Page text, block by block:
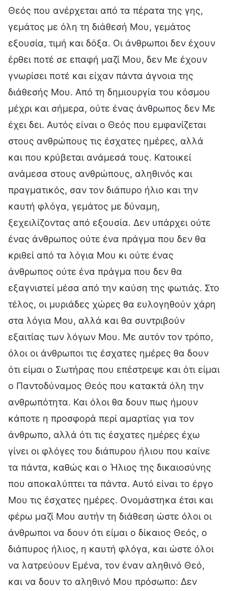
Θεός που ανέρχεται από τα πέρατα της γης,
γεμάτος με όλη τη διάθεσή Μου, γεμάτος
εξουσία, τιμή και δόξα. Οι άνθρωποι δεν έχουν
έρθει ποτέ σε επαφή μαζί Μου, δεν Με έχουν
γνωρίσει ποτέ και είχαν πάντα άγνοια της
διάθεσής Μου. Από τη δημιουργία του κόσμου
μέχρι και σήμερα, ούτε ένας άνθρωπος δεν Με
έχει δει. Αυτός είναι ο Θεός που εμφανίζεται
στους ανθρώπους τις έσχατες ημέρες, αλλά
και που κρύβεται ανάμεσά τους. Κατοικεί
ανάμεσα στους ανθρώπους, αληθινός και
πραγματικός, σαν τον διάπυρο ήλιο και την
καυτή φλόγα, γεμάτος με δύναμη,
ξεχειλίζοντας από εξουσία. Δεν υπάρχει ούτε
ένας άνθρωπος ούτε ένα πράγμα που δεν θα
κριθεί από τα λόγια Μου κι ούτε ένας
άνθρωπος ούτε ένα πράγμα που δεν θα
εξαγνιστεί μέσα από την καύση της φωτιάς. Στο
τέλος, οι μυριάδες χώρες θα ευλογηθούν χάρη
στα λόγια Μου, αλλά και θα συντριβούν
εξαιτίας των λόγων Μου. Με αυτόν τον τρόπο,
όλοι οι άνθρωποι τις έσχατες ημέρες θα δουν
ότι είμαι ο Σωτήρας που επέστρεψε και ότι είμαι
ο Παντοδύναμος Θεός που κατακτά όλη την
ανθρωπότητα. Και όλοι θα δουν πως ήμουν
κάποτε η προσφορά περί αμαρτίας για τον
άνθρωπο, αλλά ότι τις έσχατες ημέρες έχω
γίνει οι φλόγες του διάπυρου ήλιου που καίνε
τα πάντα, καθώς και ο Ήλιος της δικαιοσύνης
που αποκαλύπτει τα πάντα. Αυτό είναι το έργο
Μου τις έσχατες ημέρες. Ονομάστηκα έτσι και
φέρω μαζί Μου αυτήν τη διάθεση ώστε όλοι οι
άνθρωποι να δουν ότι είμαι ο δίκαιος Θεός, ο
διάπυρος ήλιος, η καυτή φλόγα, και ώστε όλοι
να λατρεύουν Εμένα, τον έναν αληθινό Θεό,
και να δουν το αληθινό Μου πρόσωπο: Δεν